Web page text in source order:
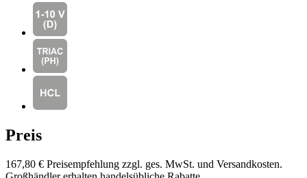
Preis
167,80 € Preisempfehlung zzgl. ges. MwSt. und Versandkosten.